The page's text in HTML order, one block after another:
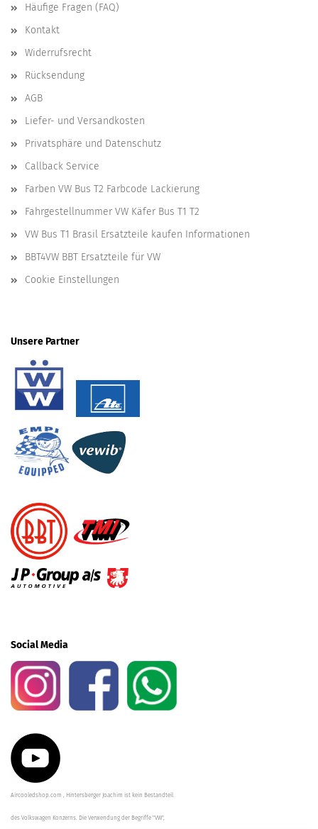
Häufige Fragen (FAQ)
Kontakt
Widerrufsrecht
Rücksendung
AGB
Liefer- und Versandkosten
Privatsphäre und Datenschutz
Callback Service
Farben VW Bus T2 Farbcode Lackierung
Fahrgestellnummer VW Käfer Bus T1 T2
VW Bus T1 Brasil Ersatzteile kaufen Informationen
BBT4VW BBT Ersatzteile für VW
Cookie Einstellungen
Unsere Partner
Social Media
Aircooledshop.com , Hintersberger Joachim ist kein Bestandteil
des Volkswagen Konzerns. Die Verwendung der Begriffe "VW",